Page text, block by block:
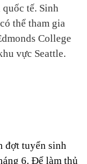
tế. Sinh
thể tham gia
College
vực Seattle.
đợt tuyển sinh
6. Để làm thủ